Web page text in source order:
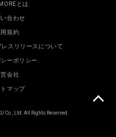
とは
合わせ
規約
スリリースについて
ーポリシー
会社
マップ
Co., Ltd. All Rights Reserved.